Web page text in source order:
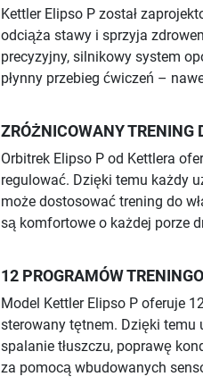
Kettler Elipso P został
odciąża stawy i sprzyja
precyzyjny, silnikowy system
płynny przebieg ćwiczeń –
ZRÓŻNICOWANY TRENING
Orbitrek Elipso P od Kettlera
regulować. Dzięki temu każdy
może dostosować trening do
są komfortowe o każdej porze
12 PROGRAMÓW
Model Kettler Elipso P oferuje
sterowany tętnem. Dzięki
spalanie tłuszczu, poprawę
za pomocą wbudowanych